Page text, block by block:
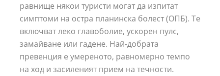
равнище някои туристи могат да изпитат
симптоми на остра планинска болест (ОПБ). Те
включват леко главоболие, ускорен пулс,
замайване или гадене. Най-добрата
превенция е умереното, равномерно темпо
на ход и засиленият прием на течности.